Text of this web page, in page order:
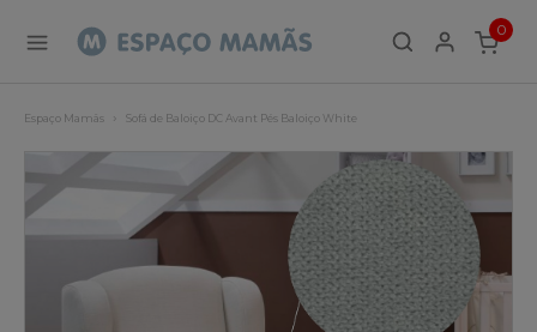
0
ITEMS
Espaço Mamãs Sofá de Baloiço DC Avant Pés Baloiço White